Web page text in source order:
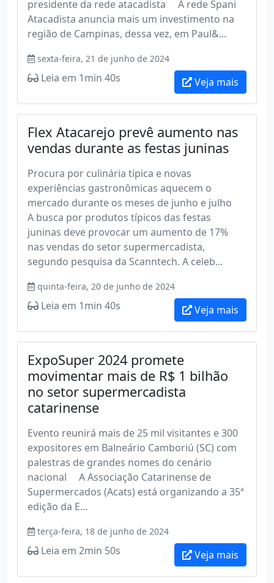
presidente da rede atacadista A rede Spani
Atacadista anuncia mais um investimento na
região de Campinas, dessa vez, em Paul&...
sexta-feira, 21 de junho de 2024
Leia em 1min 40s Veja mais
Flex Atacarejo prevê aumento nas
vendas durante as festas juninas
Procura por culinária típica e novas
experiências gastronômicas aquecem o
mercado durante os meses de junho e julho
A busca por produtos típicos das festas
juninas deve provocar um aumento de 17%
nas vendas do setor supermercadista,
segundo pesquisa da Scanntech. A celeb...
quinta-feira, 20 de junho de 2024
Leia em 1min 40s Veja mais
ExpoSuper 2024 promete
movimentar mais de R$ 1 bilhão
no setor supermercadista
catarinense
Evento reunirá mais de 25 mil visitantes e 300
expositores em Balneário Camboriú (SC) com
palestras de grandes nomes do cenário
nacional A Associação Catarinense de
Supermercados (Acats) está organizando a 35ª
edição da E...
terça-feira, 18 de junho de 2024
Leia em 2min 50s Veja mais